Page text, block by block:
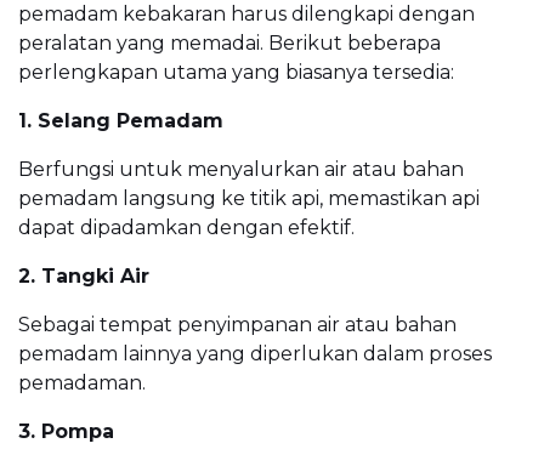
pemadam kebakaran harus dilengkapi dengan
peralatan yang memadai. Berikut beberapa
perlengkapan utama yang biasanya tersedia:
1. Selang Pemadam
Berfungsi untuk menyalurkan air atau bahan
pemadam langsung ke titik api, memastikan api
dapat dipadamkan dengan efektif.
2. Tangki Air
Sebagai tempat penyimpanan air atau bahan
pemadam lainnya yang diperlukan dalam proses
pemadaman.
3. Pompa